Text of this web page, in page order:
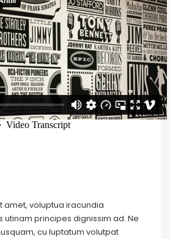
amet, voluptua iracundia
utinam principes dignissim ad. Ne
cu luptatum volutpat